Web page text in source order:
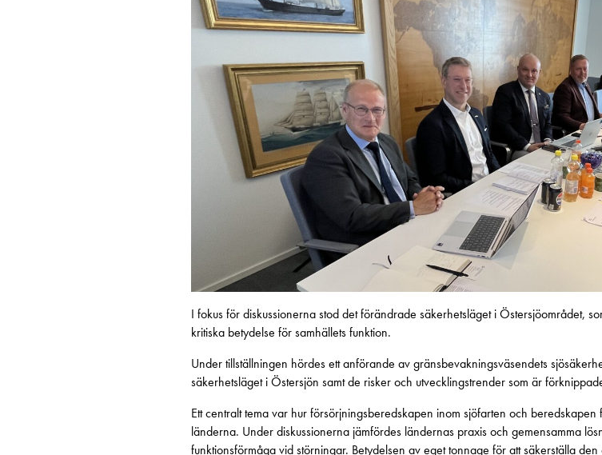
I fokus för diskussionerna stod det förändrade säkerhetsläget i Östersjöområdet,
kritiska betydelse för samhällets funktion.
Under tillställningen hördes ett anförande av gränsbevakningsväsendets
säkerhetsläget i Östersjön samt de risker och utvecklingstrender som är
Ett centralt tema var hur försörjningsberedskapen inom sjöfarten och
länderna. Under diskussionerna jämfördes ländernas praxis och gemensamma
funktionsförmåga vid störningar. Betydelsen av eget tonnage för att säkerställa